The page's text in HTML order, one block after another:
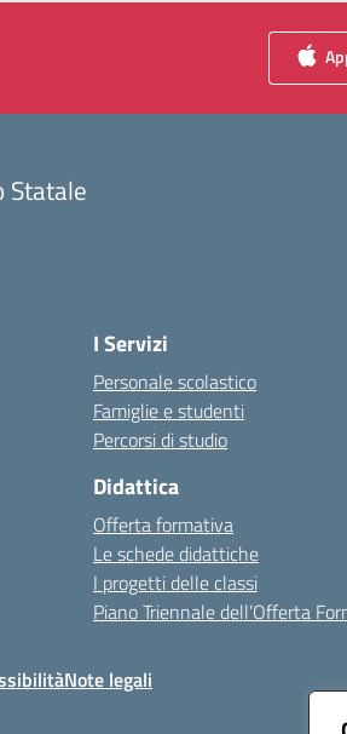
Statale
I Servizi
Personale scolastico
Famiglie e studenti
Percorsi di studio
Didattica
Offerta formativa
Le schede didattiche
I progetti delle classi
Piano Triennale dell’Offerta
Note legali